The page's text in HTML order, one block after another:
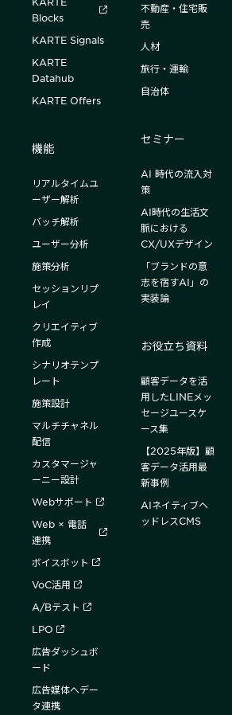
Blocks
KARTE Signals
KARTE
Datahub
KARTE Offers
機能
リアルタイムユ
ーザー解析
バッチ解析
ユーザー分析
施策分析
セッションリプ
レイ
クリエイティブ
作成
シナリオテンプ
レート
施策設計
マルチチャネル
配信
カスタマージャ
ーニー設計
Webサポート
Web × 電話
連携
ボイスボット
VoC活用
A/Bテスト
LPO
広告ダッシュボ
ード
広告媒体へデー
タ連携
不動産・住宅販
売
人材
旅行・運輸
自治体
セミナー
AI 時代の流入対
策
AI時代の生活文
脈における
CX/UXデザイン
「ブランドの意
志を宿すAI」の
実装論
お役立ち資料
顧客データを活
用したLINEメッ
セージユースケ
ース集
【2025年版】顧
客データ活用最
新事例
AIネイティブヘ
ッドレスCMS